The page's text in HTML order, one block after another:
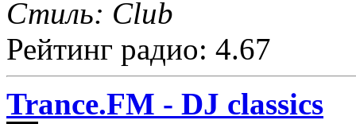
Стиль: Club
Рейтинг радио: 4.67
Trance.FM - DJ classics